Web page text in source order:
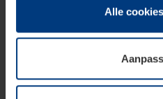
Juridisch hebben wij het
van deze pagina's absoluut
soorten cookies is uw
toestemming kunt u op elk
Alle